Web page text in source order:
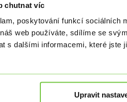
chutnat víc
poskytování funkcí
web používáte, sdílíme se
s dalšími informacemi, které
Upravit
bylo naopak více, a sice
provazu, ale Češi se
udržet.
žen (4,1 %) a mužů (3,4
začátek roku obdobím,